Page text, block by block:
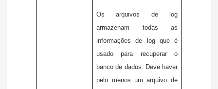
Os arquivos de log
armazenam todas as
informações de log que é
usado para recuperar o
banco de dados. Deve haver
pelo menos um arquivo de